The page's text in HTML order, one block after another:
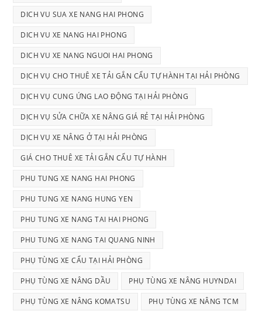
DICH VU SUA XE NANG HAI PHONG
DICH VU XE NANG HAI PHONG
DICH VU XE NANG NGUOI HAI PHONG
DỊCH VỤ CHO THUÊ XE TẢI GẮN CẨU TỰ HÀNH TẠI HẢI PHÒNG
DỊCH VỤ CUNG ỨNG LAO ĐỘNG TẠI HẢI PHÒNG
DỊCH VỤ SỬA CHỮA XE NÂNG GIÁ RẺ TẠI HẢI PHÒNG
DỊCH VỤ XE NÂNG Ở TẠI HẢI PHÒNG
GIÁ CHO THUÊ XE TẢI GẮN CẨU TỰ HÀNH
PHU TUNG XE NANG HAI PHONG
PHU TUNG XE NANG HUNG YEN
PHU TUNG XE NANG TAI HAI PHONG
PHU TUNG XE NANG TAI QUANG NINH
PHỤ TÙNG XE CẨU TẠI HẢI PHÒNG
PHỤ TÙNG XE NÂNG DẦU PHỤ TÙNG XE NÂNG HUYNDAI
PHỤ TÙNG XE NÂNG KOMATSU PHỤ TÙNG XE NÂNG TCM